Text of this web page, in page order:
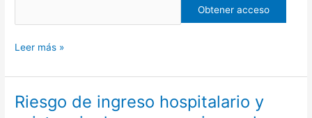
Leer más »
Riesgo de ingreso hospitalario y
Riesgo